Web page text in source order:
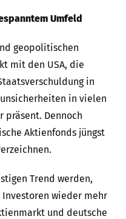
Umfeld
geopolitischen
mit den USA, die
in
in vielen
präsent. Dennoch
Aktienfonds jüngst
Trend werden,
wieder mehr
und deutsche